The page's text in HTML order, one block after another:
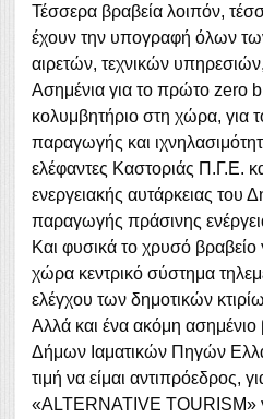
Τέσσερα βραβεία λοιπόν,
έχουν την υπογραφή όλων
αιρετών, τεχνικών
Ασημένια για το πρώτο zero
κολυμβητήριο στη χώρα, για
παραγωγής και
ελέφαντες Καστοριάς Π.Γ.Ε.
ενεργειακής αυτάρκειας του
παραγωγής πράσινης
Και φυσικά το χρυσό βραβείο
χώρα κεντρικό σύστημα
ελέγχου των δημοτικών
Αλλά και ένα ακόμη
Δήμων Ιαματικών Πηγών
τιμή να είμαι αντιπρόεδρος,
«ALTERNATIVE TOURISM»